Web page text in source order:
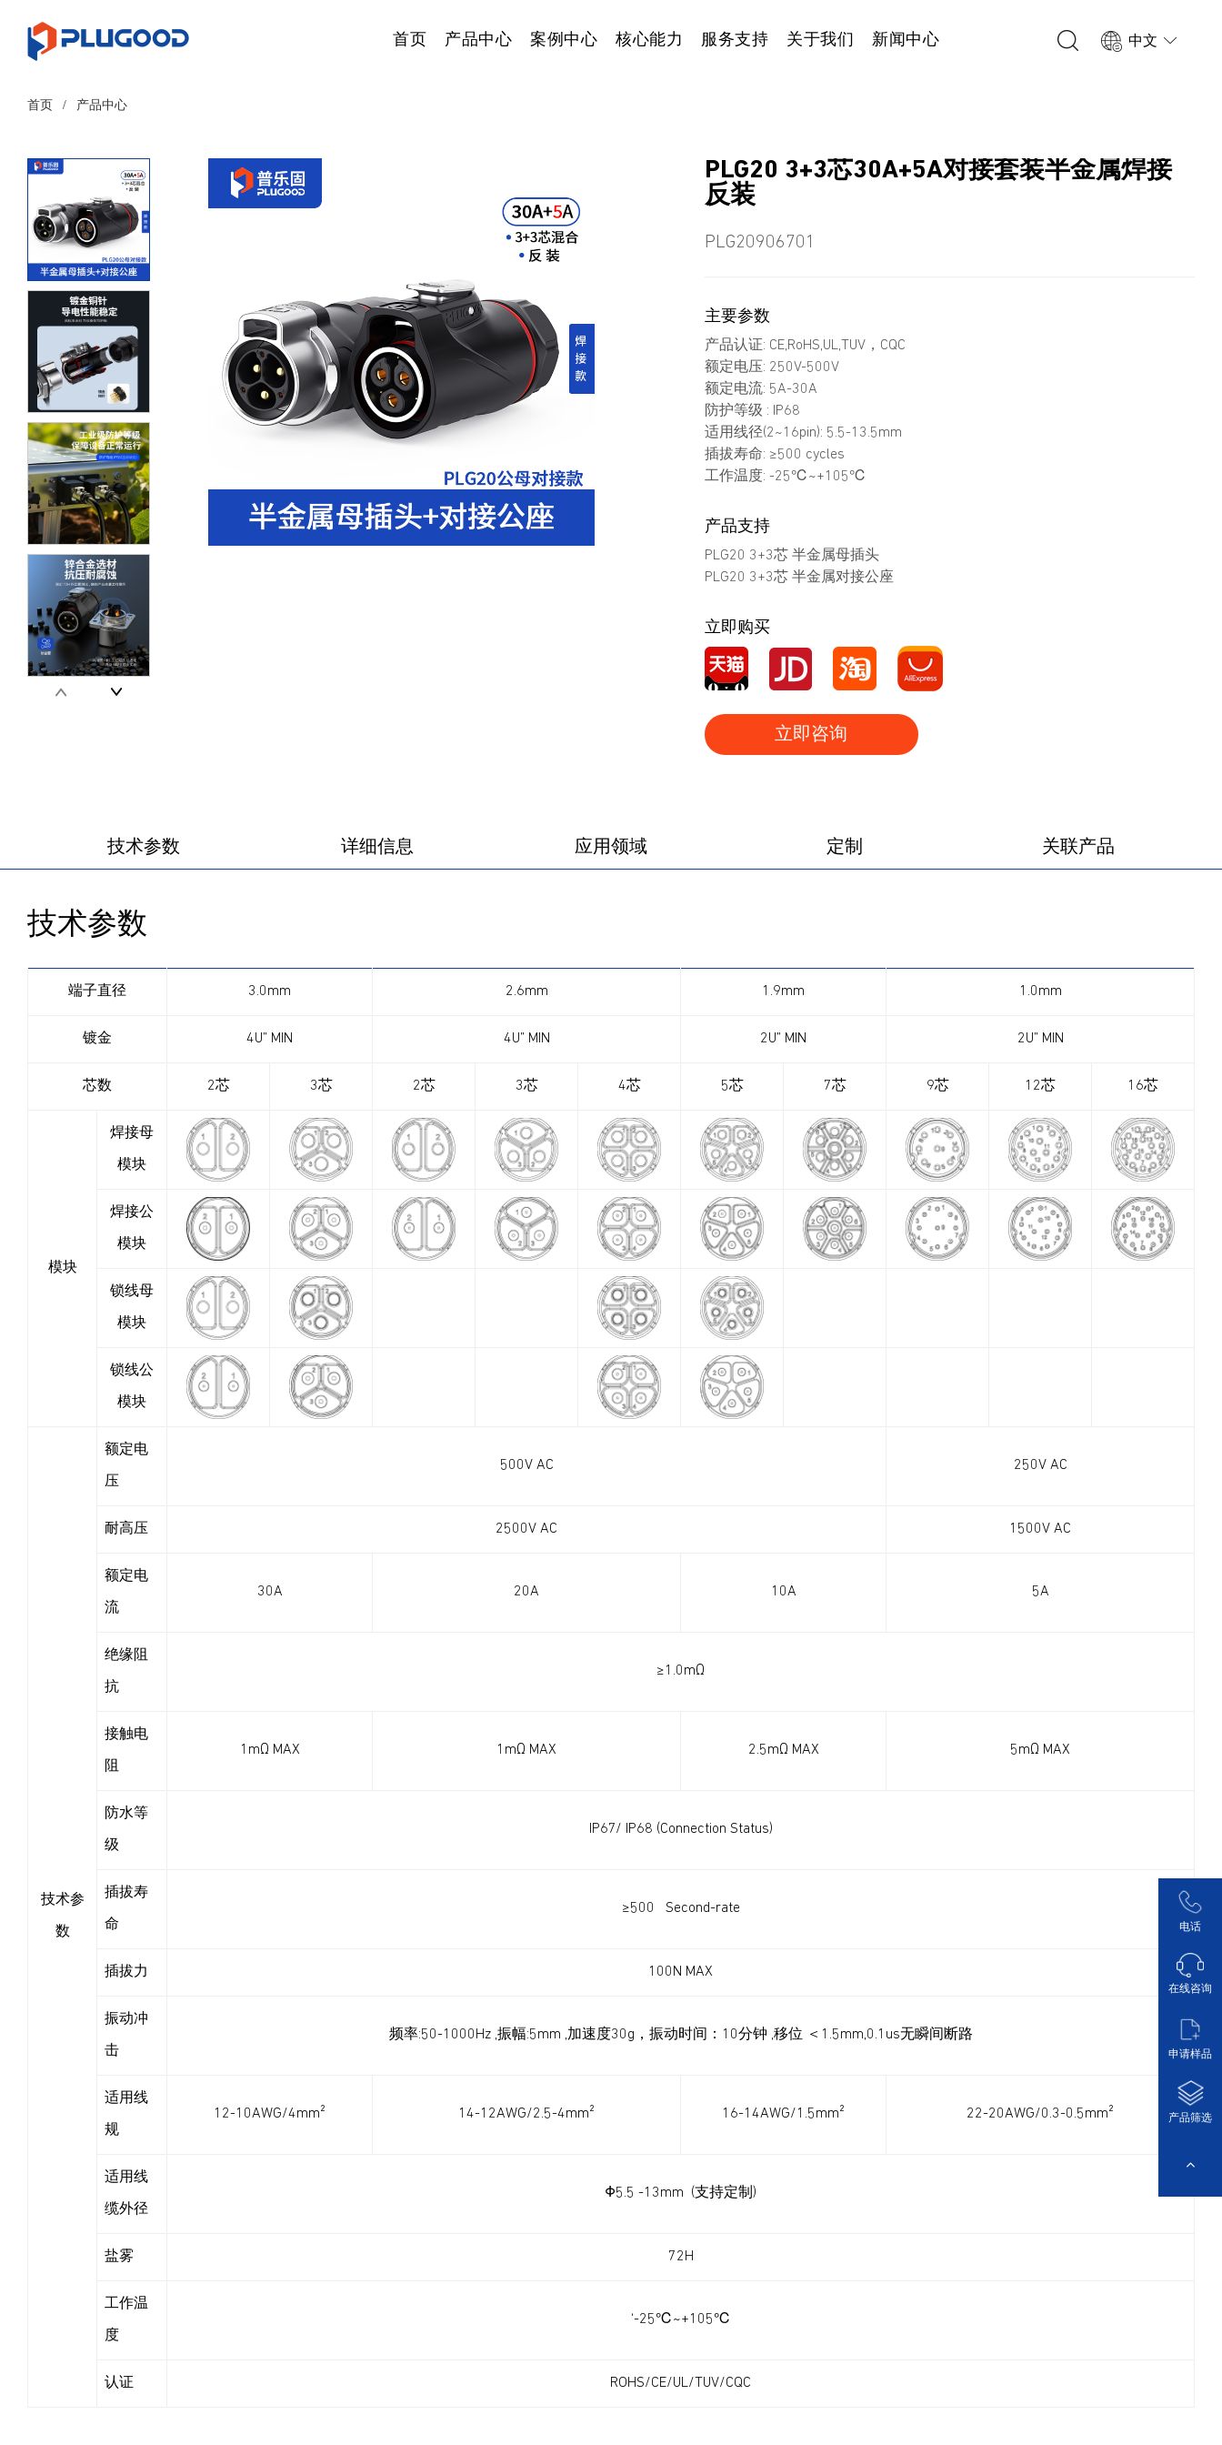
中文
首页 产品中心 案例中心 核心能力 服务支持 关于我们 新闻中心
首页 / 产品中心
PLG20 3+3芯30A+5A对接套装半金属焊接
反装
PLG20906701
主要参数
产品认证: CE,RoHS,UL,TUV，CQC
额定电压: 250V-500V
额定电流: 5A-30A
防护等级 : IP68
适用线径(2~16pin): 5.5-13.5mm
插拔寿命: ≥500 cycles
工作温度: -25℃~+105℃
产品支持
PLG20 3+3芯 半金属母插头
PLG20 3+3芯 半金属对接公座
立即购买
立即咨询
技术参数 详细信息 应用领域 定制 关联产品
技术参数
端子直径 3.0mm 2.6mm 1.9mm 1.0mm
镀金 4U” MIN 4U” MIN 2U” MIN 2U” MIN
芯数 2芯 3芯 2芯 3芯 4芯 5芯 7芯 9芯 12芯 16芯
模块
焊接母
模块
焊接公
模块
锁线母
模块
锁线公
模块
技术参
数
额定电
压
500V AC 250V AC
耐高压 2500V AC 1500V AC
额定电
流
30A 20A 10A 5A
绝缘阻
抗
≥1.0mΩ
接触电
阻
1mΩ MAX 1mΩ MAX 2.5mΩ MAX 5mΩ MAX
防水等
级
IP67/ IP68 (Connection Status)
插拔寿
命
≥500 Second-rate
插拔力 100N MAX
振动冲
击
频率:50-1000Hz ,振幅:5mm ,加速度30g，振动时间：10分钟 ,移位 ＜1.5mm,0.1us无瞬间断路
适用线
规
12-10AWG/4mm² 14-12AWG/2.5-4mm² 16-14AWG/1.5mm² 22-20AWG/0.3-0.5mm²
适用线
缆外径
Φ5.5 -13mm (支持定制)
盐雾 72H
工作温
度
‘-25℃~+105℃
认证 ROHS/CE/UL/TUV/CQC
电话
在线咨询
申请样品
产品筛选